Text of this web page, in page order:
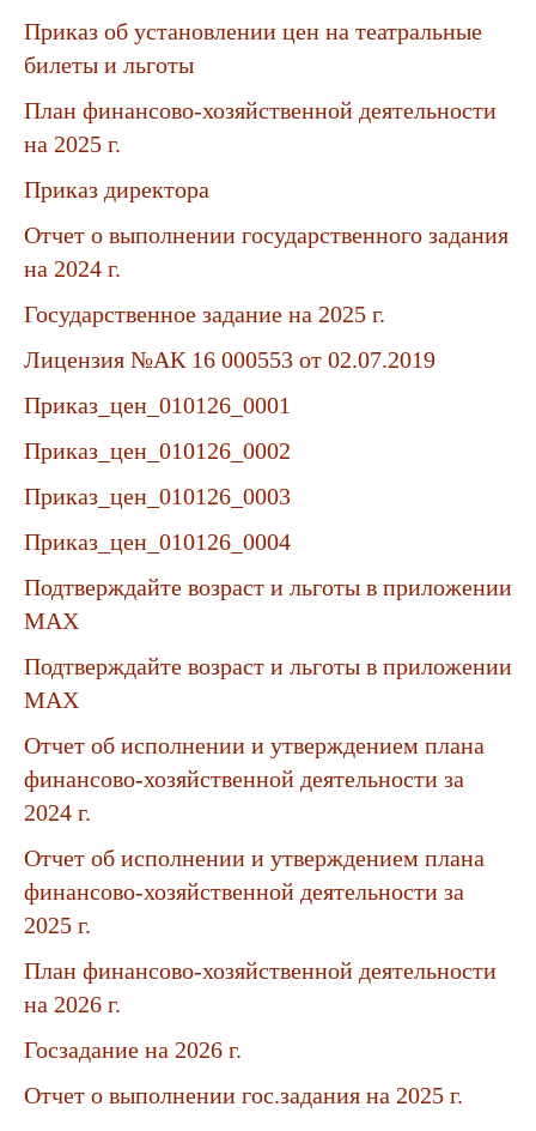
Приказ об установлении цен на театральные
билеты и льготы
План финансово-хозяйственной деятельности
на 2025 г.
Приказ директора
Отчет о выполнении государственного задания
на 2024 г.
Государственное задание на 2025 г.
Лицензия №АК 16 000553 от 02.07.2019
Приказ_цен_010126_0001
Приказ_цен_010126_0002
Приказ_цен_010126_0003
Приказ_цен_010126_0004
Подтверждайте возраст и льготы в приложении
MAX
Подтверждайте возраст и льготы в приложении
MAX
Отчет об исполнении и утверждением плана
финансово-хозяйственной деятельности за
2024 г.
Отчет об исполнении и утверждением плана
финансово-хозяйственной деятельности за
2025 г.
План финансово-хозяйственной деятельности
на 2026 г.
Госзадание на 2026 г.
Отчет о выполнении гос.задания на 2025 г.